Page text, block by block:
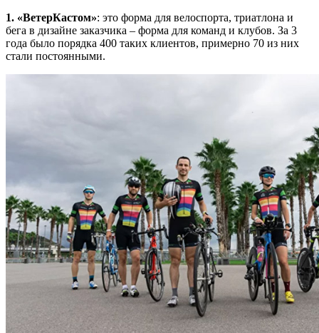
1. «ВетерКастом»: это форма для велоспорта, триатлона и
бега в дизайне заказчика – форма для команд и клубов. За 3
года было порядка 400 таких клиентов, примерно 70 из них
стали постоянными.